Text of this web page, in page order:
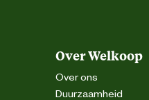
Over Welkoop
Over ons
Duurzaamheid